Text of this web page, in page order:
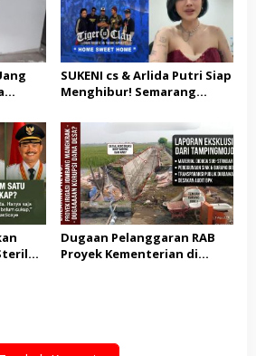
SUKENI cs & Arlida Putri Siap
Menghibur! Semarang
Akbar “Back On Track” 2026–
2029
Dugaan Pelanggaran RAB
Proyek Kementerian di